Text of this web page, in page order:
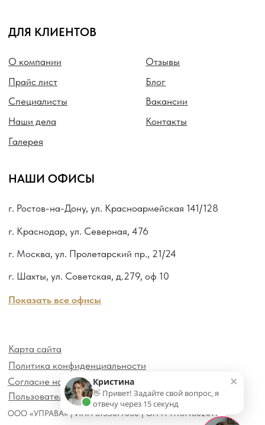
×
Кристина
👋 Привет! Задайте свой вопрос, я
отвечу через 15 секунд